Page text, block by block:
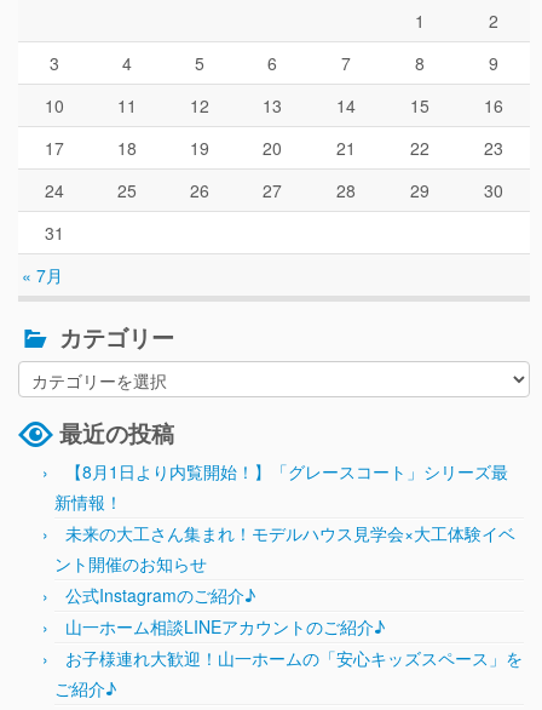
« 7月
1
2
3
4 5 6 7 8
9
10
11 12 13 14 15
16
17
18 19 20 21 22
23
24
25 26 27 28 29
30
31
カテゴリー
最近の投稿
【8月1日より内覧開始！】「グレースコート」シリーズ最
新情報！
未来の大工さん集まれ！モデルハウス見学会×大工体験イベ
ント開催のお知らせ
公式Instagramのご紹介♪
山一ホーム相談LINEアカウントのご紹介♪
お子様連れ大歓迎！山一ホームの「安心キッズスペース」を
ご紹介♪